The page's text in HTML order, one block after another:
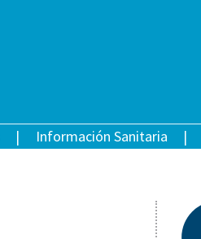
Información Sanitaria